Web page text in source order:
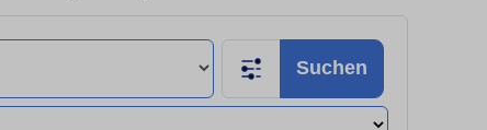
Suchen